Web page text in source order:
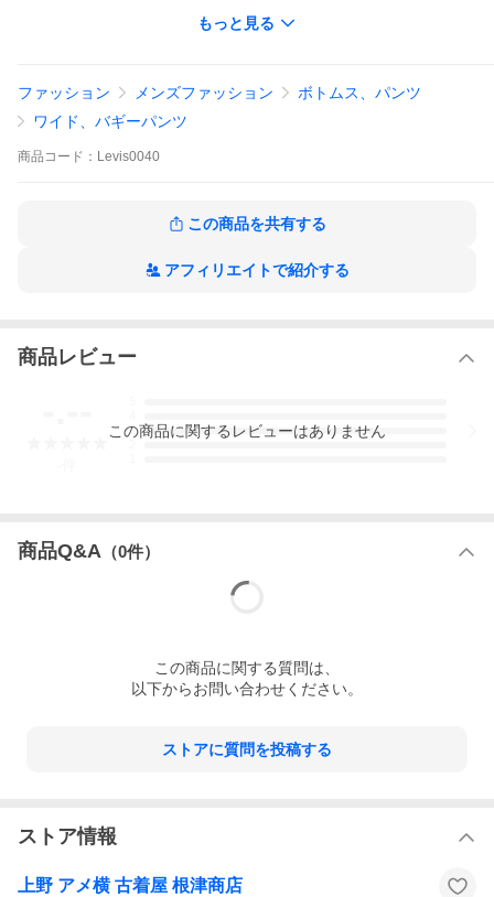
希少・レア 1970年代物 新品・未使用 デッドストック
ながいあいだ倉庫に眠っておりました
古着ではありませんが1970年代物につき返品 交換 修理 不可とな
ります
人気アメリカンカジュアル
LEVI'S STA-PREST BRAND SLACKS リーバイススタプレストブ
商品の特性上 返品 交換 修理 不可となります
LEVI'S STA-PREST BRAND SLACKS
WAIST LENGTH
● 錆び 汚れ 匂い 擦れ 傷み 色落ち アリ ・・・ 神経
質な方はご遠慮ください
● サイズ WAIST32 × LENGTH31 ウエスト80 股下78 わたり
※ サイズが現代の品とは異なりますのでサイズの測り方
比べてみてください
もっと見る
ファッション メンズファッション
ボトムス、パンツ
ワイド、バギーパンツ
商品 コード： Levis0040
この商品を共有する
アフィリエイトで紹介する
商品レビュー
3
この商品に関するレビューはありません
商品Q&A （0件）
この商品に関する質問は、
以下からお問い合わせください。
ストアに質問を投稿する
ストア情報
上野 アメ横 古着屋 根津商店